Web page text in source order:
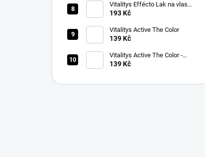
Vitalitys Effécto Lak na vlasy
silný 500 ml
193 Kč
Vitalitys Active The Color
139 Kč
Vitalitys Active The Color -
139 Kč